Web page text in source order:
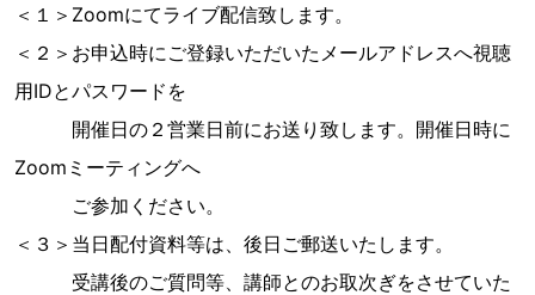
＜１＞Zoomにてライブ配信致します。
＜２＞お申込時にご登録いただいたメールアドレスへ視聴
用IDとパスワードを
開催日の２営業日前にお送り致します。開催日時に
Zoomミーティングへ
ご参加ください。
＜３＞当日配付資料等は、後日ご郵送いたします。
受講後のご質問等、講師とのお取次ぎをさせていた